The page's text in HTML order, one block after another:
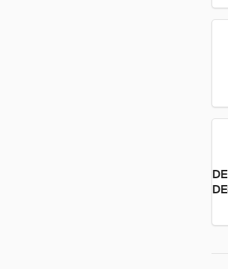
DE